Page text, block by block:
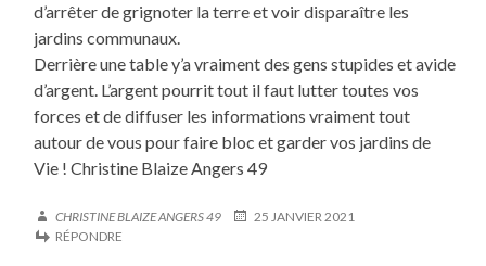
d’arrêter de grignoter la terre et voir disparaître les
jardins communaux.
Derrière une table y’a vraiment des gens stupides et avide
d’argent. L’argent pourrit tout il faut lutter toutes vos
forces et de diffuser les informations vraiment tout
autour de vous pour faire bloc et garder vos jardins de
Vie ! Christine Blaize Angers 49
CHRISTINE BLAIZE ANGERS 49
25 JANVIER 2021
RÉPONDRE